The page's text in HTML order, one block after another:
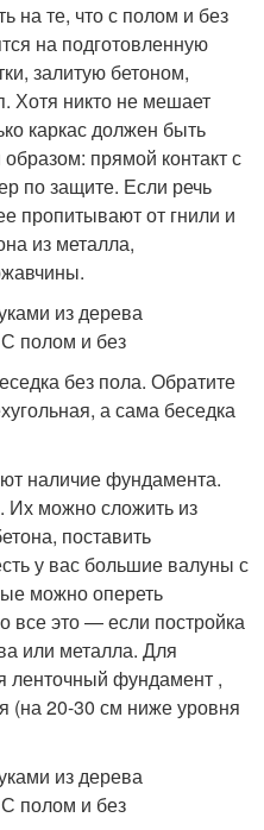
на те, что с полом и без
на подготовленную
залитую бетоном,
Хотя никто не мешает
каркас должен быть
прямой контакт с
по защите. Если речь
пропитывают от гнили и
из металла,
без пола. Обратите
а сама беседка
наличие фундамента.
Их можно сложить из
поставить
у вас большие валуны с
можно опереть
все это — если постройка
или металла. Для
ленточный фундамент ,
(на 20-30 см ниже уровня